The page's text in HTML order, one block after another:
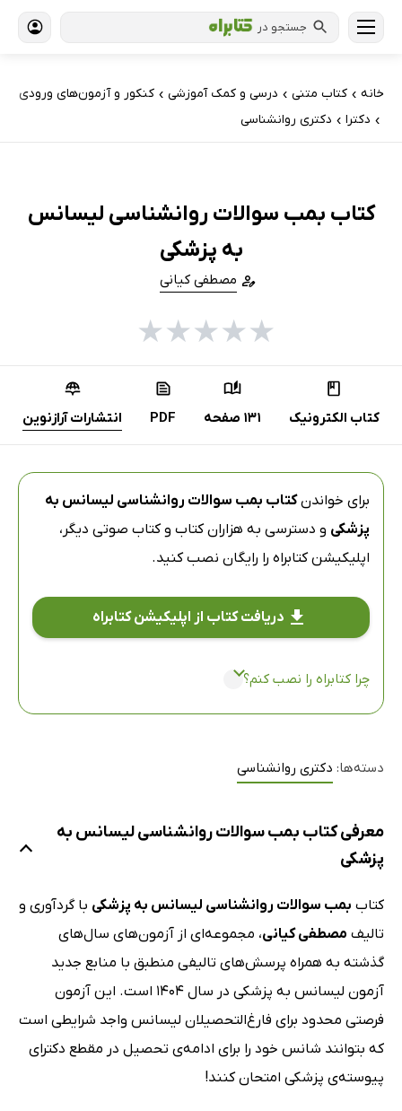
جستجو در
خانه › کتاب‌ متنی › درسی و کمک آموزشی › کنکور و آزمون‌های ورودی
› دکترا › دکتری روانشناسی
کتاب بمب سوالات روانشناسی لیسانس
به پزشکی
مصطفی کیانی
★
★
★
★
★
کتاب الکترونیک 131 صفحه PDF انتشارات آرازنوین
برای خواندنکتاب بمب سوالات روانشناسی لیسانس به
پزشکی و دسترسی به هزاران کتاب و کتاب صوتی دیگر،
اپلیکیشن کتابراه را رایگان نصب کنید.
دریافت کتاب از اپلیکیشن کتابراه
چرا کتابراه را نصب کنم؟
دسته‌ها: دکتری روانشناسی
معرفی کتاب بمب سوالات روانشناسی لیسانس به
پزشکی
کتاب بمب سوالات روانشناسی لیسانس به پزشکی با گردآوری و
تالیف مصطفی کیانی، مجموعه‌ای از آزمون‌های سال‌های
گذشته به همراه پرسش‌های تالیفی منطبق با منابع جدید
آزمون لیسانس به پزشکی در سال 1404 است. این آزمون
فرصتی محدود برای فارغ‌التحصیلان لیسانس واجد شرایطی است
که بتوانند شانس خود را برای ادامه‌ی تحصیل در مقطع دکترای
پیوسته‌ی پزشکی امتحان کنند!